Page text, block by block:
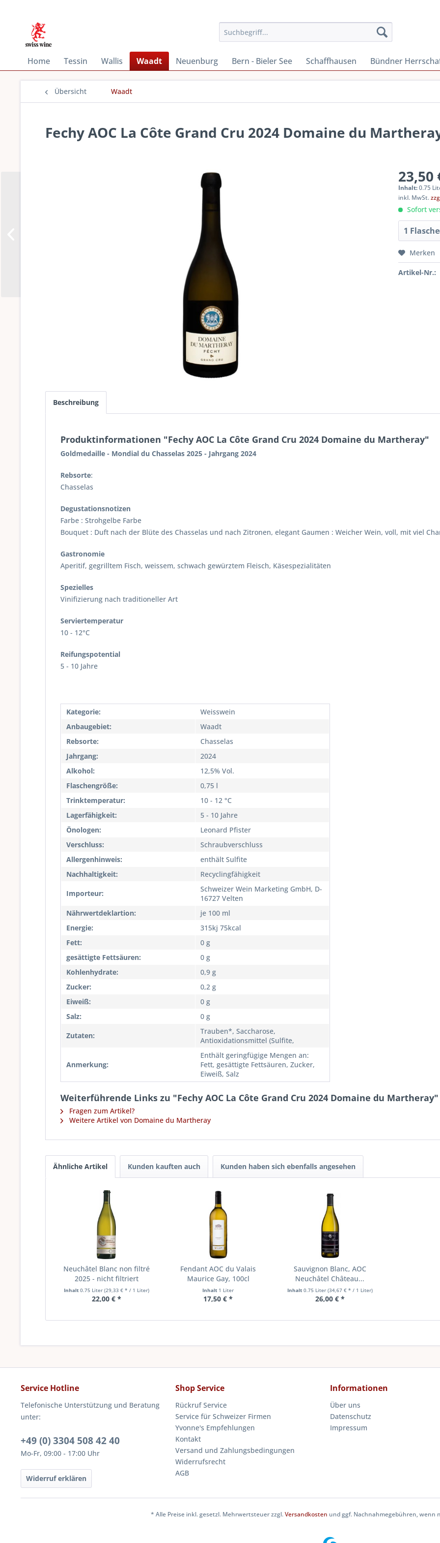
Home Tessin Wallis Waadt Neuenburg Bern - Bieler See Schaffhausen Bündner
Übersicht Waadt
Fechy AOC La Côte Grand Cru 2024 Domaine du
23,50
Inhalt:0.75
inkl. MwSt.
Sofort
Merken
Artikel-Nr.:
Beschreibung
Produktinformationen "Fechy AOC La Côte Grand Cru 2024 Domaine du Martheray"
Goldmedaille - Mondial du Chasselas 2025 - Jahrgang 2024
Rebsorte:
Chasselas
Degustationsnotizen
Farbe : Strohgelbe Farbe
Bouquet : Duft nach der Blüte des Chasselas und nach Zitronen, elegant Gaumen : Weicher Wein, voll, mit viel
Gastronomie
Aperitif, gegrilltem Fisch, weissem, schwach gewürztem Fleisch, Käsespezialitäten
Spezielles
Vinifizierung nach traditioneller Art
Serviertemperatur
10 - 12°C
Reifungspotential
5 - 10 Jahre
Kategorie:
Weisswein
Anbaugebiet:
Waadt
Rebsorte:
Chasselas
Jahrgang:
2024
Alkohol:
12,5% Vol.
Flaschengröße:
0,75 l
Trinktemperatur:
10 - 12 °C
Lagerfähigkeit:
5 - 10 Jahre
Önologen:
Leonard Pfister
Verschluss:
Schraubverschluss
Allergenhinweis:
enthält Sulfite
Nachhaltigkeit:
Recyclingfähigkeit
Importeur:
Schweizer Wein Marketing GmbH, D-
16727 Velten
Nährwertdeklartion:
je 100 ml
Energie:
315kj 75kcal
Fett:
0 g
gesättigte Fettsäuren:
0 g
Kohlenhydrate:
0,9 g
Zucker:
0,2 g
Eiweiß:
0 g
Salz:
0 g
Zutaten:
Trauben*, Saccharose,
Antioxidationsmittel (Sulfite,
Anmerkung:
Enthält geringfügige Mengen an:
Fett, gesättigte Fettsäuren, Zucker,
Eiweiß, Salz
Weiterführende Links zu "Fechy AOC La Côte Grand Cru 2024 Domaine du Martheray"
Fragen zum Artikel?
Weitere Artikel von Domaine du Martheray
Ähnliche Artikel Kunden kauften auch Kunden haben sich ebenfalls angesehen
Neuchâtel Blanc non filtré
2025 - nicht filtriert
Inhalt 0.75 Liter (29,33 € * / 1 Liter)
22,00 € *
Fendant AOC du Valais
Maurice Gay, 100cl
Inhalt 1 Liter
17,50 € *
Sauvignon Blanc, AOC
Neuchâtel Château...
Inhalt 0.75 Liter (34,67 € * / 1 Liter)
26,00 € *
Service Hotline
Telefonische Unterstützung und Beratung
unter:
+49 (0) 3304 508 42 40
Mo-Fr, 09:00 - 17:00 Uhr
Widerruf erklären
Shop Service
Rückruf Service
Service für Schweizer Firmen
Yvonne's Empfehlungen
Kontakt
Versand und Zahlungsbedingungen
Widerrufsrecht
AGB
Informationen
Über uns
Datenschutz
Impressum
* Alle Preise inkl. gesetzl. Mehrwertsteuer zzgl.Versandkosten und ggf. Nachnahmegebühren, wenn